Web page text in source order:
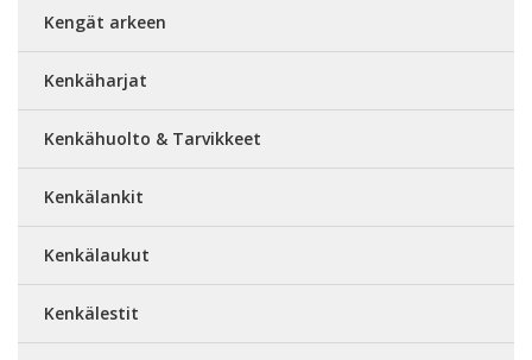
Kengät arkeen
Kenkäharjat
Kenkähuolto & Tarvikkeet
Kenkälankit
Kenkälaukut
Kenkälestit